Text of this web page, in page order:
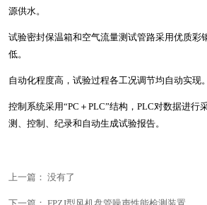
源供水。
试验密封保温箱和空气流量测试管路采用优质彩
低。
自动化程度高，试验过程各工况调节均自动实现。
控制系统采用“PC＋PLC”结构，PLC对数据进行
测、控制、纪录和自动生成试验报告。
上一篇： 没有了